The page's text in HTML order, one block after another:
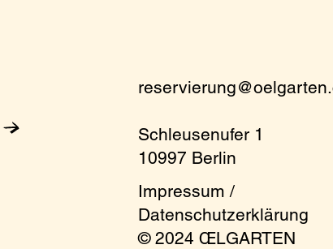
Schleusenufer 1
10997 Berlin
Impressum /
Datenschutzerklärung
© 2024 ŒLGARTEN